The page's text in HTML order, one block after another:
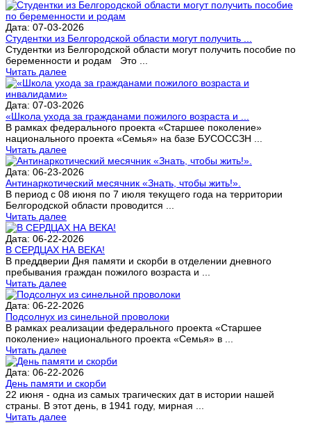
Дата: 07-03-2026
Студентки из Белгородской области могут получить ...
Студентки из Белгородской области могут получить пособие по
беременности и родам Это ...
Читать далее
Дата: 07-03-2026
«Школа ухода за гражданами пожилого возраста и ...
В рамках федерального проекта «Старшее поколение»
национального проекта «Семья» на базе БУСОССЗН ...
Читать далее
Дата: 06-23-2026
Антинаркотический месячник «Знать, чтобы жить!».
В период с 08 июня по 7 июля текущего года на территории
Белгородской области проводится ...
Читать далее
Дата: 06-22-2026
В СЕРДЦАХ НА ВЕКА!
В преддверии Дня памяти и скорби в отделении дневного
пребывания граждан пожилого возраста и ...
Читать далее
Дата: 06-22-2026
Подсолнух из синельной проволоки
В рамках реализации федерального проекта «Старшее
поколение» национального проекта «Семья» в ...
Читать далее
Дата: 06-22-2026
День памяти и скорби
22 июня - одна из самых трагических дат в истории нашей
страны. В этот день, в 1941 году, мирная ...
Читать далее